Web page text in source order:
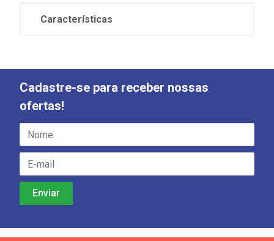
Características
Cadastre-se para receber nossas
ofertas!